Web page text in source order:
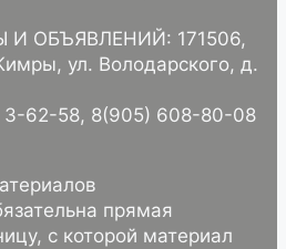
ОБЪЯВЛЕНИЙ: 171506,
ул. Володарского, д.
62-58, 8(905) 608-80-08
прямая
с которой материал